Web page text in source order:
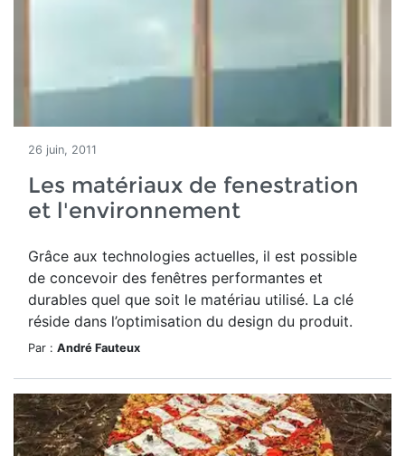
26 juin, 2011
Les matériaux de fenestration
et l'environnement
Grâce aux technologies actuelles, il est possible
de concevoir des fenêtres performantes et
durables quel que soit le matériau utilisé. La clé
réside dans l’optimisation du design du produit.
Par : André Fauteux